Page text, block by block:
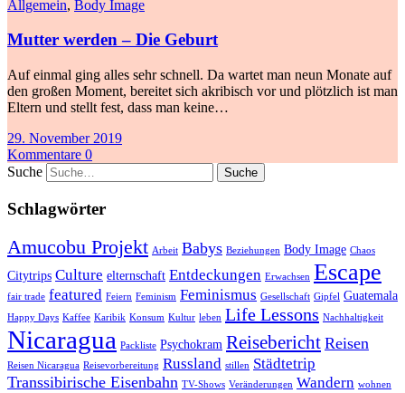
Allgemein, Body Image
Mutter werden – Die Geburt
Auf einmal ging alles sehr schnell. Da wartet man neun Monate auf
den großen Moment, bereitet sich akribisch vor und plötzlich ist man
Eltern und stellt fest, dass man keine…
29. November 2019
Kommentare 0
Suche
Schlagwörter
Amucobu Projekt Arbeit Babys Beziehungen Body Image Chaos
Citytrips Culture elternschaft Entdeckungen Erwachsen Escape
fair trade featured Feiern Feminism Feminismus Gesellschaft Gipfel Guatemala
Happy Days Kaffee Karibik Konsum Kultur leben Life Lessons Nachhaltigkeit
Nicaragua Packliste Psychokram Reisebericht Reisen
Reisen Nicaragua Reisevorbereitung Russland stillen Städtetrip
Transsibirische Eisenbahn TV-Shows Veränderungen Wandern wohnen